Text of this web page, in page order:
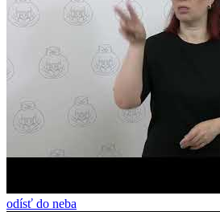
odísť do neba